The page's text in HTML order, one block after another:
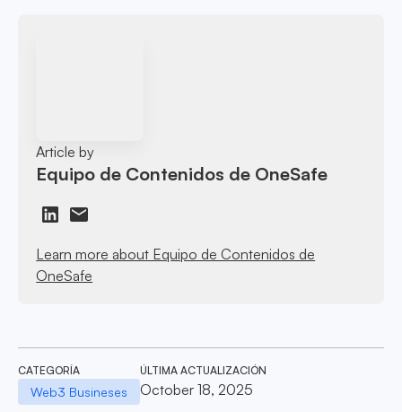
Article by
Equipo de Contenidos de OneSafe
Learn more about Equipo de Contenidos de
OneSafe
CATEGORÍA
Web3 Busineses
ÚLTIMA ACTUALIZACIÓN
October 18, 2025